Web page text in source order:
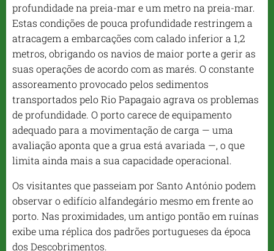
profundidade na preia-mar e um metro na preia-mar.
Estas condições de pouca profundidade restringem a
atracagem a embarcações com calado inferior a 1,2
metros, obrigando os navios de maior porte a gerir as
suas operações de acordo com as marés. O constante
assoreamento provocado pelos sedimentos
transportados pelo Rio Papagaio agrava os problemas
de profundidade. O porto carece de equipamento
adequado para a movimentação de carga — uma
avaliação aponta que a grua está avariada —, o que
limita ainda mais a sua capacidade operacional.
Os visitantes que passeiam por Santo António podem
observar o edifício alfandegário mesmo em frente ao
porto. Nas proximidades, um antigo pontão em ruínas
exibe uma réplica dos padrões portugueses da época
dos Descobrimentos.